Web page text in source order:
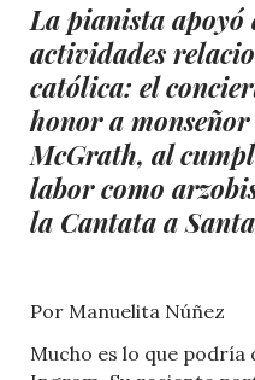
La pianista apoyó
actividades
católica: el
honor a
McGrath, al
labor como
la Cantata a
Por Manuelita Núñez
Mucho es lo que podría